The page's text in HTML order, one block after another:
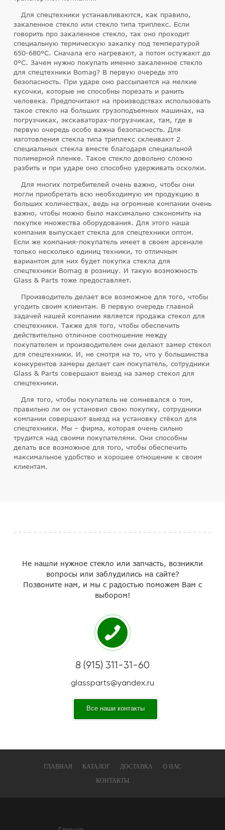
Для спецтехники устанавливаются, как правило,
закаленное стекло или стекло типа триплекс. Если
говорить про закаленное стекло, так оно проходит
специальную термическую закалку под температурой
650-680°C. Сначала его нагревают, а потом остужают до
0°C. Зачем нужно покупать именно закаленное стекло
для спецтехники Bomag? В первую очередь это
безопасность. При ударе оно рассыпается на мелкие
кусочки, которые не способны порезать и ранить
человека. Предпочитают на производствах использовать
такое стекло на больших грузоподъемных машинах, на
погрузчиках, экскаваторах-погрузчиках, там, где в
первую очередь особо важна безопасность. Для
изготовления стекла типа триплекс склеивают 2
специальных стекла вместе благодаря специальной
полимерной пленке. Такое стекло довольно сложно
разбить и при ударе оно способно удерживать осколки.
Для многих потребителей очень важно, чтобы они
могли приобретать всю необходимую им продукцию в
больших количествах, ведь на огромные компании очень
важно, чтобы можно было максимально сэкономить на
покупке множества оборудования. Для этого наша
компания выпускает стекла для спецтехники оптом.
Если же компания-покупатель имеет в своем арсенале
только несколько единиц техники, то отличным
вариантом для них будет покупка стекла для
спецтехники Bomag в розницу. И такую возможность
Glass & Parts тоже предоставляет.
Производитель делает все возможное для того, чтобы
угодить своим клиентам. В первую очередь главной
задачей нашей компании является продажа стекол для
спецтехники. Также для того, чтобы обеспечить
действительно отличное соотношение между
покупателем и производителем они делают замер стекол
для спецтехники. И, не смотря на то, что у большинства
конкурентов замеры делает сам покупатель, сотрудники
Glass & Parts совершают выезд на замер стекол для
спецтехники.
Для того, чтобы покупатель не сомневался о том,
правильно ли он установил свою покупку, сотрудники
компании совершают выезд на установку стёкол для
спецтехники. Мы – фирма, которая очень сильно
трудится над своими покупателями. Они способны
делать все возможное для того, чтобы обеспечить
максимальное удобство и хорошее отношение к своим
клиентам.
Не нашли нужное стекло или запчасть, возникли
вопросы или заблудились на сайте?
Позвоните нам, и мы с радостью поможем Вам с
выбором!
8 (915) 311-31-60
glassparts@yandex.ru
Все наши контакты
ГЛАВНАЯ КАТАЛОГ ДОСТАВКА
О НАС
КОНТАКТЫ